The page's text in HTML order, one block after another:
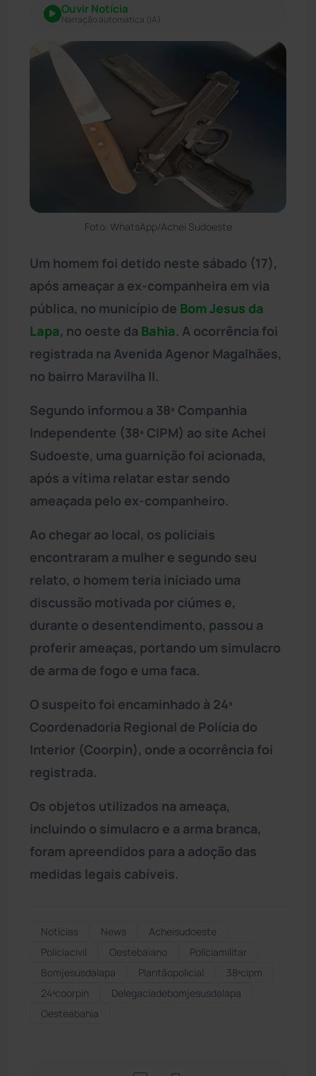
Ouvir Notícia
Narração automática (IA)
Foto: WhatsApp/Achei Sudoeste
Um homem foi detido neste sábado (17),
após ameaçar a ex-companheira em via
pública, no município de Bom Jesus da
Lapa, no oeste da Bahia. A ocorrência foi
registrada na Avenida Agenor Magalhães,
no bairro Maravilha II.
Segundo informou a 38ª Companhia
Independente (38ª CIPM) ao site Achei
Sudoeste, uma guarnição foi acionada,
após a vítima relatar estar sendo
ameaçada pelo ex-companheiro.
Ao chegar ao local, os policiais
encontraram a mulher e segundo seu
relato, o homem teria iniciado uma
discussão motivada por ciúmes e,
durante o desentendimento, passou a
proferir ameaças, portando um simulacro
de arma de fogo e uma faca.
O suspeito foi encaminhado à 24ª
Coordenadoria Regional de Polícia do
Interior (Coorpin), onde a ocorrência foi
registrada.
Os objetos utilizados na ameaça,
incluindo o simulacro e a arma branca,
foram apreendidos para a adoção das
medidas legais cabíveis.
Notícias News
Acheisudoeste
Políciacivil
Oestebaiano
Políciamilitar
Bomjesusdalapa
Plantãopolicial
38ªcipm
24ªcoorpin
Delegaciadebomjesusdalapa
Oesteabahia